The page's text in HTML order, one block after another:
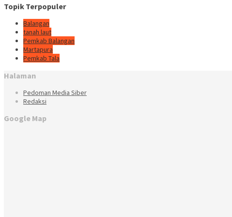
Topik Terpopuler
Balangan
tanah laut
Pemkab Balangan
Martapura
Pemkab Tala
Halaman
Pedoman Media Siber
Redaksi
Google Map